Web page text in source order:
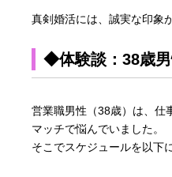
真剣婚活には、誠実な印象
◆体験談：38歳男
営業職男性（38歳）は、
マッチで悩んでいました。
そこでスケジュールを以下